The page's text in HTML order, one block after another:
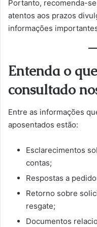
Portanto, recomenda-
atentos aos prazos
informações
Entenda o
consultado
Entre as informações
aposentados estão:
Esclarecimentos
contas;
Respostas a
Retorno sobre
resgate;
Documentos